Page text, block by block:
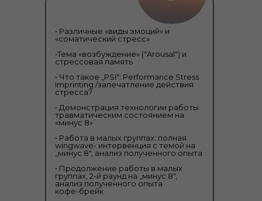
• Различные «виды эмоций» и
«соматический стресс»
•Тема «возбуждение» ("Arousal") и
стрессовая память
• Что такое „PSI": Performance Stress
Imprinting /запечатление действия
стресса?
• Демонстрация технологии работы
травматическим состоянием на
«минус 8»
• Работа в малых группах: полная
wingwave- интервенция с темой на
„минус 8", анализ полученного опыта
• Продолжение работы в малых
группах, 2-й раунд на „минус 8",
анализ полученного опыта
кофе-брейк